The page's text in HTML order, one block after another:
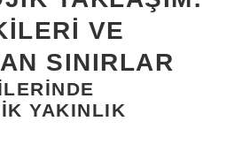
VE
SINIRLAR
YAKINLIK